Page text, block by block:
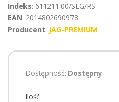
Indeks: 611211.00/SEG/RS
EAN: 2014802690978
Producent: JAG-PREMIUM
Dostępność: Dostępny
Ilość